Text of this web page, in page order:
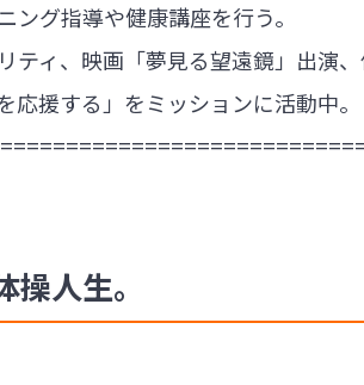
ング指導や健康講座を行う。
ティ、映画「夢見る望遠鏡」出演
応援する」をミッションに活動中。
人生。